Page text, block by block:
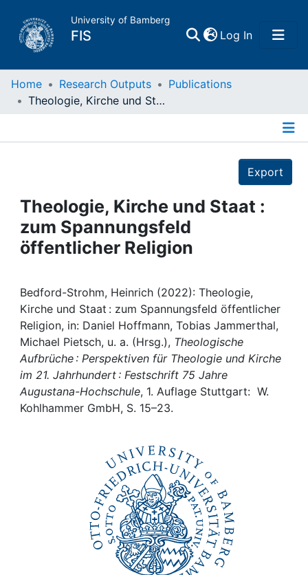
University of Bamberg
FIS Log In(current)
Home
Projects
People
Awards
My FIS
Help
Home Research Outputs
Publications
Theologie, Kirche und Staat : zum Spannungsfeld öffentlicher Religion
Export
Theologie, Kirche und Staat :
zum Spannungsfeld
öffentlicher Religion
Bedford-Strohm, Heinrich (2022): Theologie,
Kirche und Staat : zum Spannungsfeld öffentlicher
Religion, in: Daniel Hoffmann, Tobias Jammerthal,
Michael Pietsch, u. a. (Hrsg.), Theologische
Aufbrüche : Perspektiven für Theologie und Kirche
im 21. Jahrhundert : Festschrift 75 Jahre
Augustana-Hochschule, 1. Auflage Stuttgart: ‎ W.
Kohlhammer GmbH, S. 15–23.